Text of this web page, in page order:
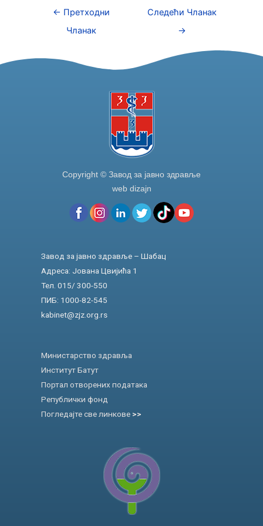
e
b
o
er e
← Претходни
Чланак
Следећи Чланак
→
Copyright © Завод за јавно здравље
web dizajn
Завод за јавно здравље – Шабац
Адреса: Јована Цвијића 1
Тел. 015/ 300-550
ПИБ: 1000-82-545
kabinet@zjz.org.rs
Министарство здравља
Институт Батут
Портал отворених података
Републички фонд
Погледајте све линкове >>